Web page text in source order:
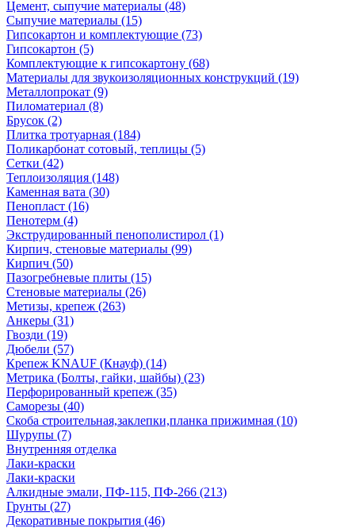
Цемент, сыпучие материалы (48)
Сыпучие материалы (15)
Гипсокартон и комплектующие (73)
Гипсокартон (5)
Комплектующие к гипсокартону (68)
Материалы для звукоизоляционных конструкций (19)
Металлопрокат (9)
Пиломатериал (8)
Брусок (2)
Плитка тротуарная (184)
Поликарбонат сотовый, теплицы (5)
Сетки (42)
Теплоизоляция (148)
Каменная вата (30)
Пенопласт (16)
Пенотерм (4)
Экструдированный пенополистирол (1)
Кирпич, стеновые материалы (99)
Кирпич (50)
Пазогребневые плиты (15)
Стеновые материалы (26)
Метизы, крепеж (263)
Анкеры (31)
Гвозди (19)
Дюбели (57)
Крепеж KNAUF (Кнауф) (14)
Метрика (Болты, гайки, шайбы) (23)
Перфорированный крепеж (35)
Саморезы (40)
Скоба строительная,заклепки,планка прижимная (10)
Шурупы (7)
Внутренняя отделка
Лаки-краски
Лаки-краски
Алкидные эмали, ПФ-115, ПФ-266 (213)
Грунты (27)
Декоративные покрытия (46)